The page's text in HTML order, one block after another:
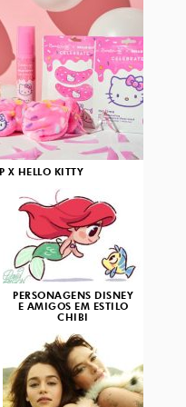
X HELLO KITTY
PERSONAGENS DISNEY
E AMIGOS EM ESTILO
CHIBI
3